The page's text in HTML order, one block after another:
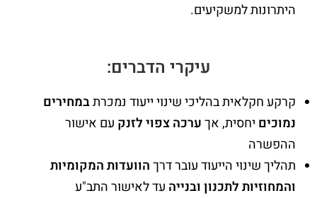
היתרונות למשקיעים.
עיקרי הדברים:
קרקע חקלאית בהליכי שינוי ייעוד נמכרתבמחירים
נמוכים יחסית, אךערכה צפוי לזנק עם אישור
ההפשרה
תהליך שינוי הייעוד עובר דרךהוועדות המקומיות
והמחוזיות לתכנון ובנייה עד לאישור התב"ע